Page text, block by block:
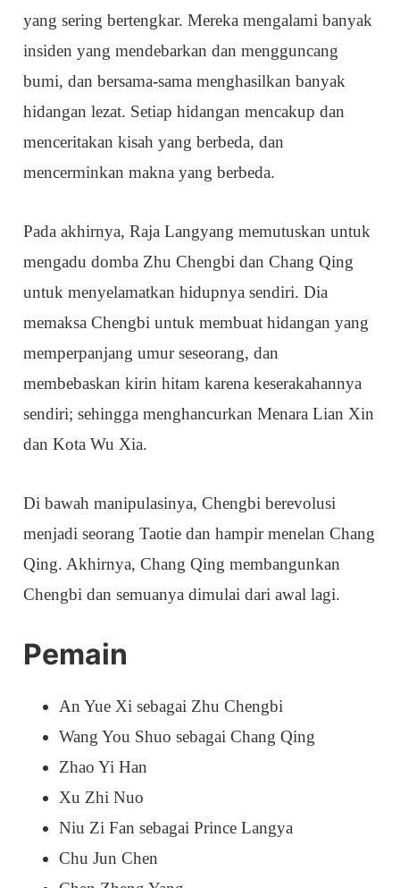
yang sering bertengkar. Mereka mengalami banyak
insiden yang mendebarkan dan mengguncang
bumi, dan bersama-sama menghasilkan banyak
hidangan lezat. Setiap hidangan mencakup dan
menceritakan kisah yang berbeda, dan
mencerminkan makna yang berbeda.
Pada akhirnya, Raja Langyang memutuskan untuk
mengadu domba Zhu Chengbi dan Chang Qing
untuk menyelamatkan hidupnya sendiri. Dia
memaksa Chengbi untuk membuat hidangan yang
memperpanjang umur seseorang, dan
membebaskan kirin hitam karena keserakahannya
sendiri; sehingga menghancurkan Menara Lian Xin
dan Kota Wu Xia.
Di bawah manipulasinya, Chengbi berevolusi
menjadi seorang Taotie dan hampir menelan Chang
Qing. Akhirnya, Chang Qing membangunkan
Chengbi dan semuanya dimulai dari awal lagi.
Pemain
An Yue Xi sebagai Zhu Chengbi
Wang You Shuo sebagai Chang Qing
Zhao Yi Han
Xu Zhi Nuo
Niu Zi Fan sebagai Prince Langya
Chu Jun Chen